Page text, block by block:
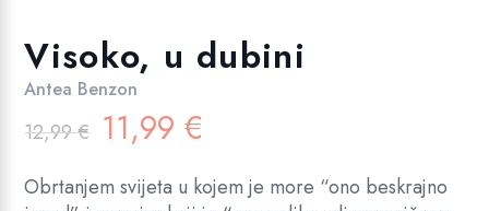
Visoko, u dubini
Antea Benzon
12,99€ Izvorna
cijena
bila
11,99€
je:
Obrtanjem svijeta u kojem je more “ono beskrajno